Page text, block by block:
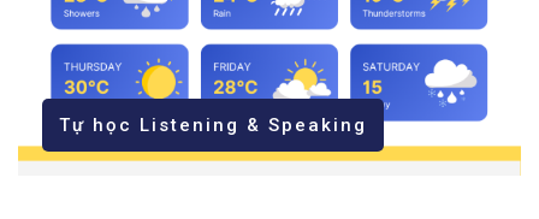
Tự học Listening & Speaking